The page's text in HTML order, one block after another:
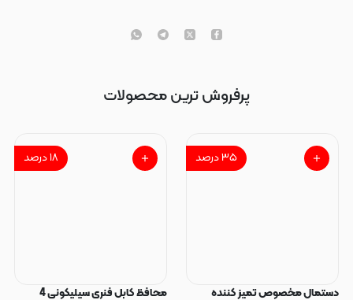
پرفروش ترین محصولات
۳۵درصد
دستمال مخصوص تمیز کننده
۱۸درصد
محافظ کابل فنری سیلیکونی 4